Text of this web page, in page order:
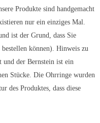
Produkte sind handgemacht
nur ein einziges Mal.
ist der Grund, dass Sie
können). Hinweis zu
und der Bernstein ist ein
Stücke. Die Ohrringe wurden
des Produktes, dass diese